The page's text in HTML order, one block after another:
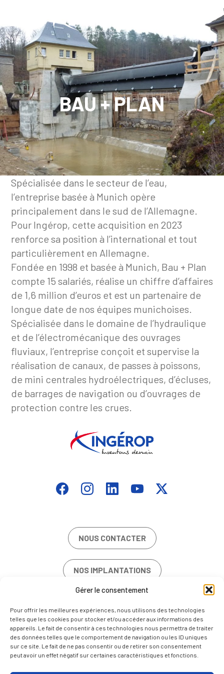
Gérer le consentement
Pour offrir les meilleures expériences, nous utilisons des technologies
telles que les cookies pour stocker et/ou accéder aux informations des
appareils. Le fait de consentir à ces technologies nous permettra de traiter
des données telles que le comportement de navigation ou les ID uniques
sur ce site. Le fait de ne pas consentir ou de retirer son consentement
peut avoir un effet négatif sur certaines caractéristiques et fonctions.
content
FR
BAU + PLAN
Spécialisée dans le secteur de l’eau,
l’entreprise basée à Munich opère
principalement dans le sud de l’Allemagne.
Pour Ingérop, cette acquisition en 2023
renforce sa position à l’international et tout
particulièrement en Allemagne.
Fondée en 1998 et basée à Munich, Bau + Plan
compte 15 salariés, réalise un chiffre d’affaires
de 1,6 million d’euros et est un partenaire de
longue date de nos équipes munichoises.
Spécialisée dans le domaine de l’hydraulique
et de l’électromécanique des ouvrages
fluviaux, l’entreprise conçoit et supervise la
réalisation de canaux, de passes à poissons,
de mini centrales hydroélectriques, d’écluses,
de barrages de navigation ou d’ouvrages de
protection contre les crues.
NOUS CONTACTER
NOS IMPLANTATIONS
POLITIQUE DE COOKIES (UE)